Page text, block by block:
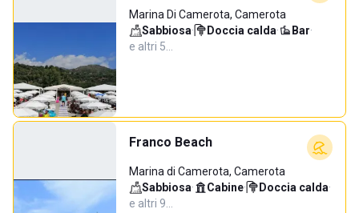
Marina Di Camerota, Camerota
Sabbiosa· Doccia calda· Bar·
e altri 5…
Franco Beach
Marina di Camerota, Camerota
Sabbiosa· Cabine· Doccia calda·
e altri 9…